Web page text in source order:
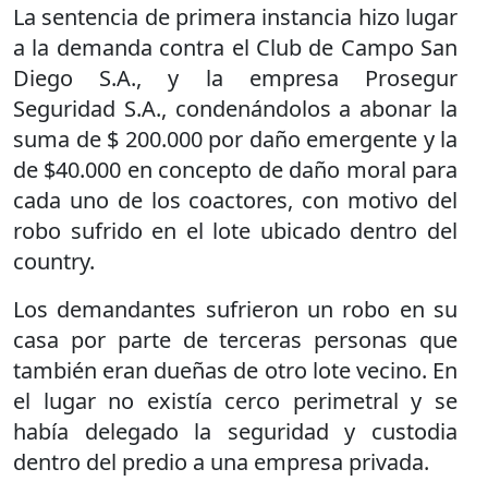
La sentencia de primera instancia hizo lugar
a la demanda contra el Club de Campo San
Diego S.A., y la empresa Prosegur
Seguridad S.A., condenándolos a abonar la
suma de $ 200.000 por daño emergente y la
de $40.000 en concepto de daño moral para
cada uno de los coactores, con motivo del
robo sufrido en el lote ubicado dentro del
country.
Los demandantes sufrieron un robo en su
casa por parte de terceras personas que
también eran dueñas de otro lote vecino. En
el lugar no existía cerco perimetral y se
había delegado la seguridad y custodia
dentro del predio a una empresa privada.